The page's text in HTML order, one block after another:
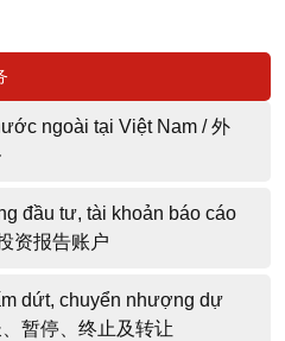
ngoài tại Việt Nam / 外
đầu tư, tài khoản báo cáo
资报告账户
dứt, chuyển nhượng dự
暂停、终止及转让